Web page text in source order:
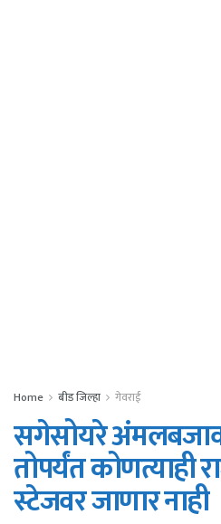
Home बीड जिल्हा गेवराई
सगेसोयरे
तोपर्यंत कोणत्याही
स्टेजवर जाणार नाही